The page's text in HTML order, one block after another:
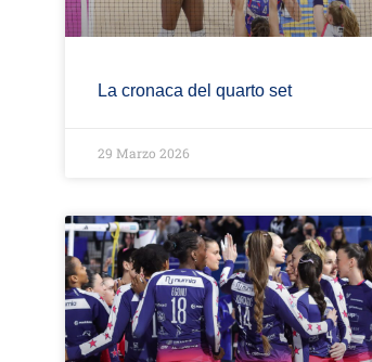
La cronaca del quarto set
29 Marzo 2026